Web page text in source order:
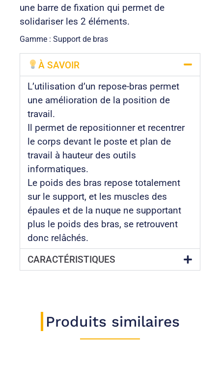
une barre de fixation qui permet de
solidariser les 2 éléments.
Gamme : Support de bras
À SAVOIR
L’utilisation d’un repose-bras permet
une amélioration de la position de
travail.
Il permet de repositionner et recentrer
le corps devant le poste et plan de
travail à hauteur des outils
informatiques.
Le poids des bras repose totalement
sur le support, et les muscles des
épaules et de la nuque ne supportant
plus le poids des bras, se retrouvent
donc relâchés.
CARACTÉRISTIQUES
Produits similaires